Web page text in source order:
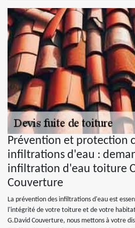
Prévention et protection
infiltrations d'eau :
infiltration d'eau toiture
Couverture
La prévention des infiltrations d'eau est
l'intégrité de votre toiture et de votre
G.David Couverture, nous mettons à votre